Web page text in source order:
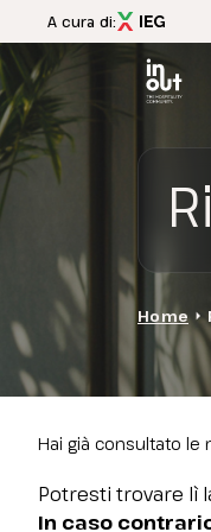
A cura di:
Scopri InOut
Aree
Tema 2026
Magazine
Iscriviti alla
Homearrow_right
Hai già consultato le
Potresti trovare lì
In caso